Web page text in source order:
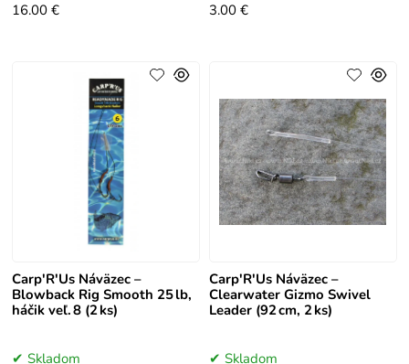
16.00 €
3.00 €
Carp'R'Us Náväzec –
Blowback Rig Smooth 25 lb,
háčik veľ. 8 (2 ks)
Skladom
Carp'R'Us Náväzec –
Clearwater Gizmo Swivel
Leader (92 cm, 2 ks)
Skladom